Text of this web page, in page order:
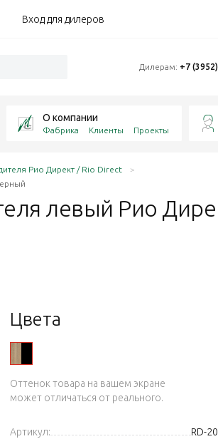
Вход для дилеров
Дилерам: +7
О компании
Фабрика Клиенты Проекты
Рио Директ / Rio Direct
левый Рио
Цвета
Оттенок товара на вашем экране
может отличаться от реального.
Артикул:
RD-